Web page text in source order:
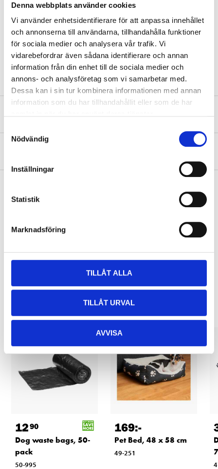
Denna webbplats använder cookies
Vi använder enhetsidentifierare för att anpassa innehållet
och annonserna till användarna, tillhandahålla funktioner
för sociala medier och analysera vår trafik. Vi
vidarebefordrar även sådana identifierare och annan
information från din enhet till de sociala medier och
annons- och analysföretag som vi samarbetar med.
Dessa kan i sin tur kombinera informationen med annan
information som du har tillhandahållit eller som de har
Nödvändig
Inställningar
Statistik
Marknadsföring
TILLÅT ALLA
TILLÅT URVAL
AVVISA
Size
S/M
Tractive force
5000 N
Pay & Collect in your local store within 2 hours! For more information
about the service and our terms.
Other customers also bought
1290
Dog waste bags, 50-
pack
50-995
169:-
Pet Bed, 48 x 58 cm
49-251